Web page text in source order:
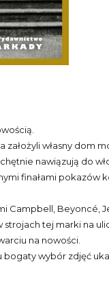
własny dom
nawiązują do
finałami pokazów
Beyoncé,
tej marki na
na nowości.
wybór zdjęć